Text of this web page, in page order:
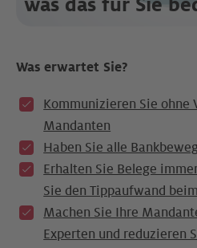
was das für Sie
Was erwartet Sie?
Kommunizieren Sie ohne
Mandanten
Haben Sie alle
Erhalten Sie Belege
Sie den Tippaufwand
Machen Sie Ihre
Experten und reduzieren